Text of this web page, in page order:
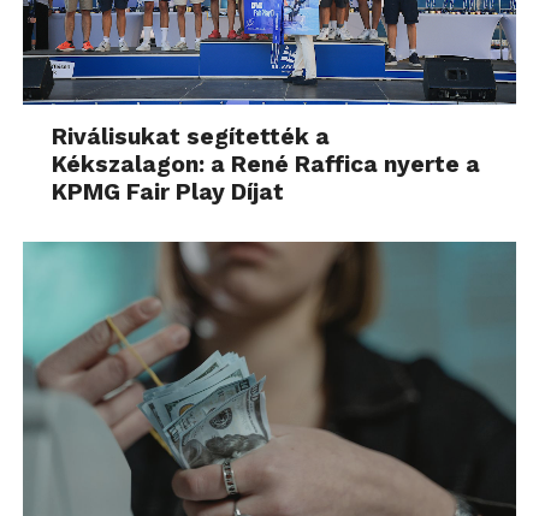
Riválisukat segítették a
Kékszalagon: a René Raffica nyerte a
KPMG Fair Play Díjat